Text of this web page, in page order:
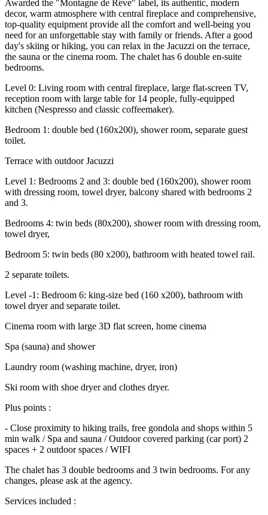
Awarded the "Montagne de Rêve" label, its authentic, modern
decor, warm atmosphere with central fireplace and comprehensive,
top-quality equipment provide all the comfort and well-being you
need for an unforgettable stay with family or friends. After a good
day's skiing or hiking, you can relax in the Jacuzzi on the terrace,
the sauna or the cinema room. The chalet has 6 double en-suite
bedrooms.
Level 0: Living room with central fireplace, large flat-screen TV,
reception room with large table for 14 people, fully-equipped
kitchen (Nespresso and classic coffeemaker).
Bedroom 1: double bed (160x200), shower room, separate guest
toilet.
Terrace with outdoor Jacuzzi
Level 1: Bedrooms 2 and 3: double bed (160x200), shower room
with dressing room, towel dryer, balcony shared with bedrooms 2
and 3.
Bedrooms 4: twin beds (80x200), shower room with dressing room,
towel dryer,
Bedroom 5: twin beds (80 x200), bathroom with heated towel rail.
2 separate toilets.
Level -1: Bedroom 6: king-size bed (160 x200), bathroom with
towel dryer and separate toilet.
Cinema room with large 3D flat screen, home cinema
Spa (sauna) and shower
Laundry room (washing machine, dryer, iron)
Ski room with shoe dryer and clothes dryer.
Plus points :
- Close proximity to hiking trails, free gondola and shops within 5
min walk / Spa and sauna / Outdoor covered parking (car port) 2
spaces + 2 outdoor spaces / WIFI
The chalet has 3 double bedrooms and 3 twin bedrooms. For any
changes, please ask at the agency.
Services included :